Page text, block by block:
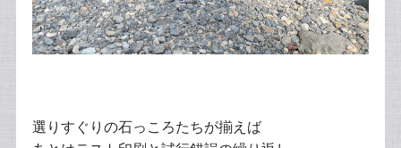
選りすぐりの石っころたちが揃えば